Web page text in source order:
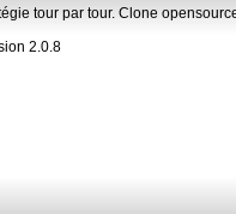
tour par tour. Clone
2.0.8